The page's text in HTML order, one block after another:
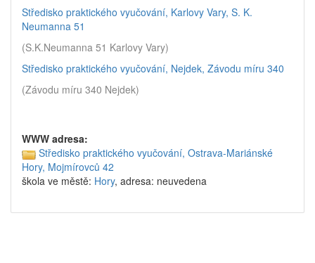
Středisko praktického vyučování, Karlovy Vary, S. K.
Neumanna 51
(S.K.Neumanna 51 Karlovy Vary)
Středisko praktického vyučování, Nejdek, Závodu míru 340
(Závodu míru 340 Nejdek)
WWW adresa:
Středisko praktického vyučování, Ostrava-Mariánské
Hory, Mojmírovců 42
škola ve městě: Hory, adresa: neuvedena